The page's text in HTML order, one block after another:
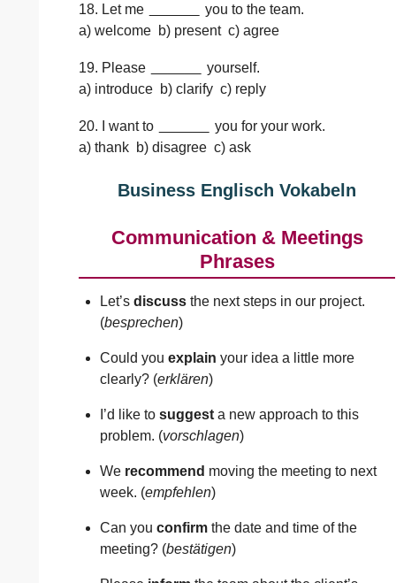
18. Let me
you to the team.
a) welcome b) present c) agree
19. Please
yourself.
a) introduce b) clarify c) reply
20. I want to
you for your work.
a) thank b) disagree c) ask
Business Englisch Vokabeln
Communication & Meetings
Phrases
Let’s discussthe next steps in our project.
(besprechen)
Could you explain your idea a little more
clearly? (erklären)
I’d like to suggesta new approach to this
problem. (vorschlagen)
We recommend moving the meeting to next
week. (empfehlen)
Can you confirmthe date and time of the
meeting? (bestätigen)